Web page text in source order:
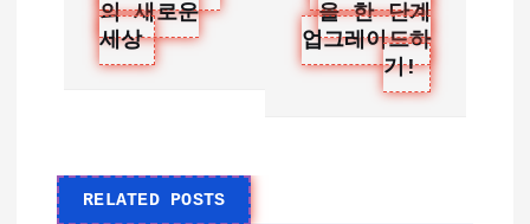
의 새로운
세상
을 한 단계
업그레이드하
기!
RELATED POSTS